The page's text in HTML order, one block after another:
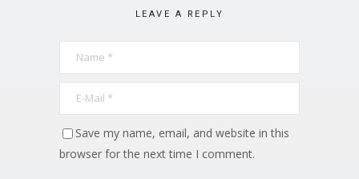
LEAVE A REPLY
Save my name, email, and website in this
browser for the next time I comment.